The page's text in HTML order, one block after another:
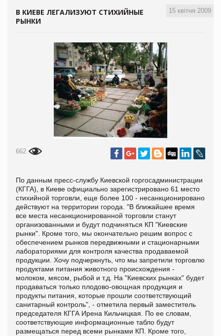
15 квітня 2009
В КИЕВЕ ЛЕГАЛИЗУЮТ СТИХИЙНЫЕ
РЫНКИ
662
По данным пресс-службу Киевской горгосадминистрации
(КГГА), в Киеве официально зарегистрировано 61 место
стихийной торговли, еще более 100 - несанкционировано
действуют на территории города. "В ближайшее время
все места несанкционированной торговли станут
организованными и будут подчиняться КП "Киевские
рынки". Кроме того, мы окончательно решим вопрос с
обеспечением рынков передвижными и стационарными
лабораториями для контроля качества продаваемой
продукции. Хочу подчеркнуть, что мы запретили торговлю
продуктами питания животного происхождения -
молоком, мясом, рыбой и т.д. На "Киевских рынках" будет
продаваться только плодово-овощная продукция и
продукты питания, которые прошли соответствующий
санитарный контроль", - отметила первый заместитель
председателя КГГА Ирена Кильчицкая. По ее словам,
соответствующие информационные табло будут
размещаться перед всеми рынками КП. Кроме того,